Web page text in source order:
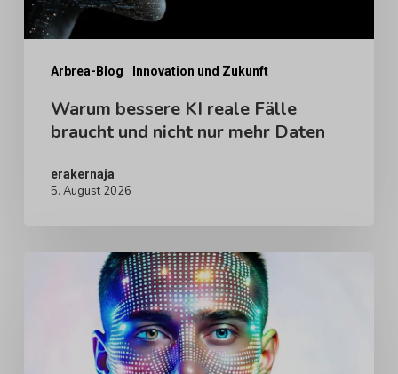
Arbrea-Blog Innovation und Zukunft
nicht
nur
mehr
DatenWarum bessere KI reale Fälle
braucht und nicht nur mehr Daten
erakernaja
5. August 2026